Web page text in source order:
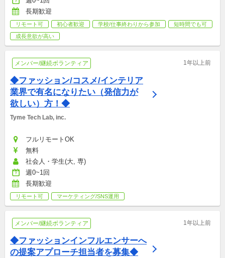
長期歓迎
リモート可 初心者歓迎 学校/仕事終わりから参加
短時間でも可
成長意欲が高い
メンバー/継続ボランティア 1年以上前
◆ファッション/コスメ/インテリア
業界で有名になりたい（発信力が
欲しい）方！◆
Tyme Tech Lab, inc.
フルリモートOK
無料
社会人・学生(大, 専)
週0~1回
長期歓迎
リモート可 マーケティング/SNS運用
メンバー/継続ボランティア 1年以上前
◆ファッションインフルエンサーへ
の提案アプローチ担当者を募集◆